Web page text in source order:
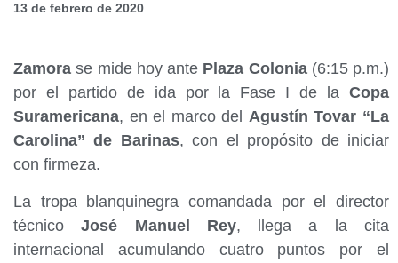
13 de febrero de 2020
Zamora se mide hoy ante Plaza Colonia(6:15 p.m.)
por el partido de ida por la Fase I de la Copa
Suramericana, en el marco del Agustín Tovar “La
Carolina” de Barinas, con el propósito de iniciar
con firmeza.
La tropa blanquinegra comandada por el director
técnicoJosé Manuel Rey, llega a la cita
internacional acumulando cuatro puntos por el